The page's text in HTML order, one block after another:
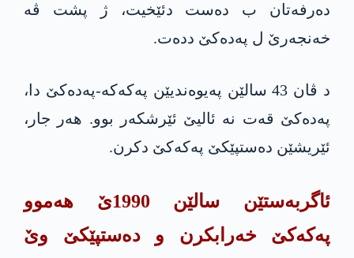
دەرفەتان ب دەست دئێخیت، ژ پشت ڤە
خەنجەرێ ل په‌ده‌كێ دده‌ت.
د ڤان 43 سالێن په‌یوه‌ندیێن په‌كه‌كە-په‌ده‌كێ دا،
په‌ده‌كێ قەت نە ئالیێ ئێرشکەر بوو. هەر جار،
ئێریشێن ده‌ستپێكێ په‌كه‌كێ دکرن.
ئاگربەستێن سالێن 1990ێ هەموو
په‌كه‌كێ خەرابکرن و دەستپێکێ وێ